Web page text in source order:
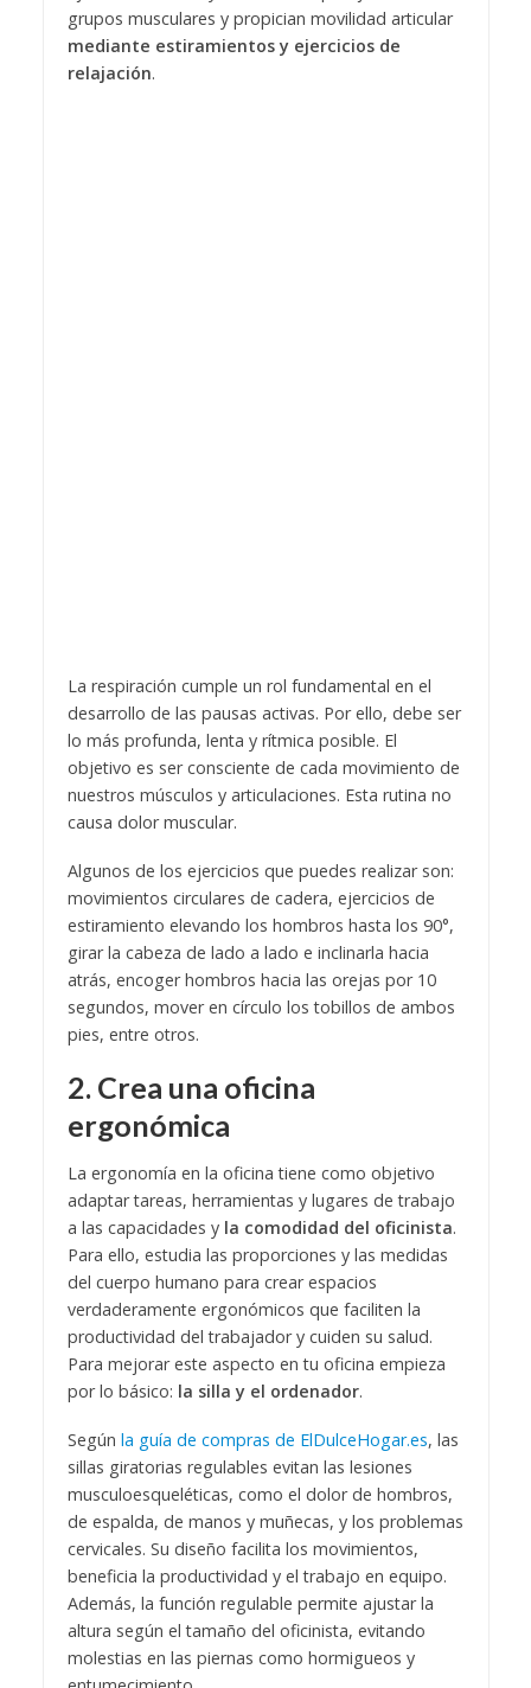
grupos musculares y propician movilidad articular
mediante estiramientos y ejercicios de
relajación.
La respiración cumple un rol fundamental en el
desarrollo de las pausas activas. Por ello, debe ser
lo más profunda, lenta y rítmica posible. El
objetivo es ser consciente de cada movimiento de
nuestros músculos y articulaciones. Esta rutina no
causa dolor muscular.
Algunos de los ejercicios que puedes realizar son:
movimientos circulares de cadera, ejercicios de
estiramiento elevando los hombros hasta los 90°,
girar la cabeza de lado a lado e inclinarla hacia
atrás, encoger hombros hacia las orejas por 10
segundos, mover en círculo los tobillos de ambos
pies, entre otros.
2. Crea una oficina
ergonómica
La ergonomía en la oficina tiene como objetivo
adaptar tareas, herramientas y lugares de trabajo
a las capacidades y la comodidad del oficinista.
Para ello, estudia las proporciones y las medidas
del cuerpo humano para crear espacios
verdaderamente ergonómicos que faciliten la
productividad del trabajador y cuiden su salud.
Para mejorar este aspecto en tu oficina empieza
por lo básico: la silla y el ordenador.
Según la guía de compras de ElDulceHogar.es, las
sillas giratorias regulables evitan las lesiones
musculoesqueléticas, como el dolor de hombros,
de espalda, de manos y muñecas, y los problemas
cervicales. Su diseño facilita los movimientos,
beneficia la productividad y el trabajo en equipo.
Además, la función regulable permite ajustar la
altura según el tamaño del oficinista, evitando
molestias en las piernas como hormigueos y